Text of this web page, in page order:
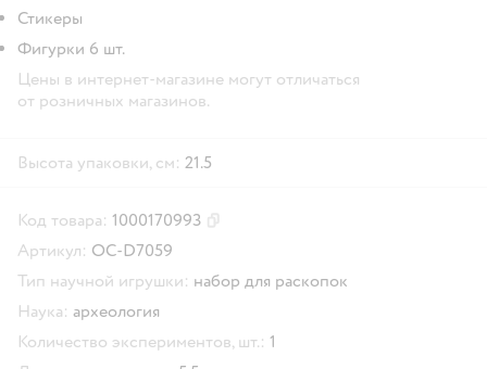
Стикеры
Фигурки 6 шт.
Цены в интернет-магазине могут отличаться
от розничных магазинов.
Высота упаковки, см: 21.5
Код товара: 1000170993
Артикул: OC-D7059
Тип научной игрушки: набор для раскопок
Наука: археология
Количество экспериментов, шт.: 1